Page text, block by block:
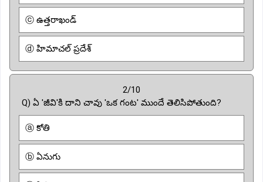
ⓒ ఉత్తరాఖండ్
ⓓ హిమాచల్ ప్రదేశ్
2/10
Q) ఏ 'జీవి'కి దాని చావు 'ఒక గంట' ముందే తెలిసిపోతుంది?
ⓐ కోతి
ⓑ ఏనుగు